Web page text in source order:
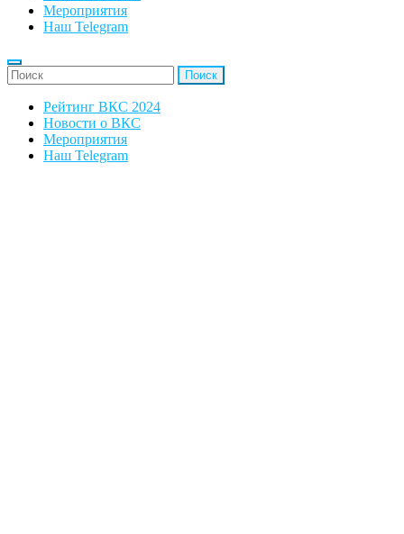
Мероприятия
Наш Telegram
'Найти:
Рейтинг ВКС 2024
Новости о ВКС
Мероприятия
Наш Telegram